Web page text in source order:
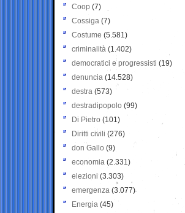
Coop (7)
Cossiga (7)
Costume (5.581)
criminalità (1.402)
democratici e progressisti (19)
denuncia (14.528)
destra (573)
destradipopolo (99)
Di Pietro (101)
Diritti civili (276)
don Gallo (9)
economia (2.331)
elezioni (3.303)
emergenza (3.077)
Energia (45)